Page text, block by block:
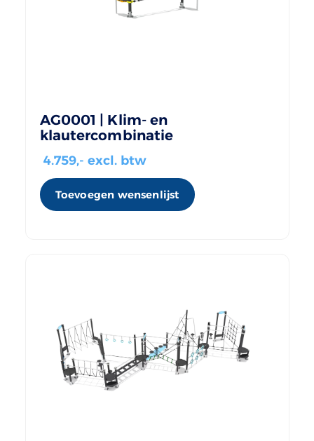
AG0001 | Klim- en
klautercombinatie
4.759,- excl. btw
Toevoegen wensenlijst